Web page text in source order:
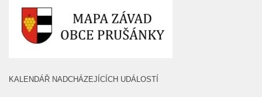
KALENDÁŘ NADCHÁZEJÍCÍCH UDÁLOSTÍ